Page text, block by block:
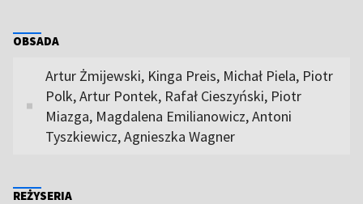
OBSADA
Artur Żmijewski, Kinga Preis, Michał Piela, Piotr
Polk, Artur Pontek, Rafał Cieszyński, Piotr
Miazga, Magdalena Emilianowicz, Antoni
Tyszkiewicz, Agnieszka Wagner
REŻYSERIA